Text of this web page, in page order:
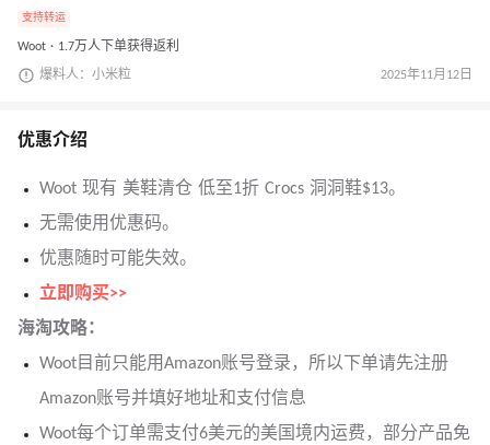
支持转运
Woot · 1.7万人下单获得返利
爆料人：小米粒 2025年11月12日
优惠介绍
Woot 现有 美鞋清仓 低至1折 Crocs 洞洞鞋$13。
无需使用优惠码。
优惠随时可能失效。
立即购买>>
海淘攻略：
Woot目前只能用Amazon账号登录，所以下单请先注册
Amazon账号并填好地址和支付信息
Woot每个订单需支付6美元的美国境内运费，部分产品免